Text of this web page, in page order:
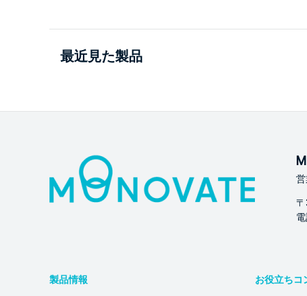
最近見た製品
製品情報 お役立ちコ